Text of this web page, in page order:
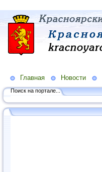
Главная Новости
Поиск на портале...